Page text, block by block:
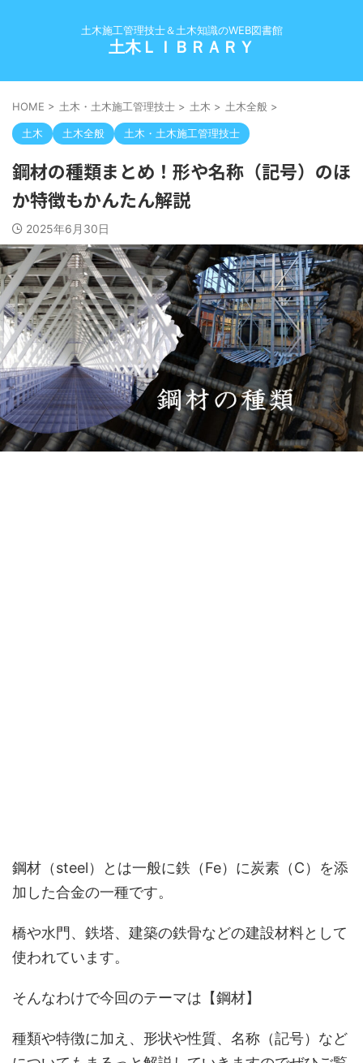
土木施工管理技士＆土木知識のWEB図書館
土木ＬＩＢＲＡＲＹ
HOME > 土木・土木施工管理技士 > 土木 > 土木全般 >
土木 土木全般 土木・土木施工管理技士
鋼材の種類まとめ！形や名称（記号）のほ
か特徴もかんたん解説
2025年6月30日
鋼材（steel）とは一般に鉄（Fe）に炭素（C）を添
加した合金の一種です。
橋や水門、鉄塔、建築の鉄骨などの建設材料として
使われています。
そんなわけで今回のテーマは【鋼材】
種類や特徴に加え、形状や性質、名称（記号）など